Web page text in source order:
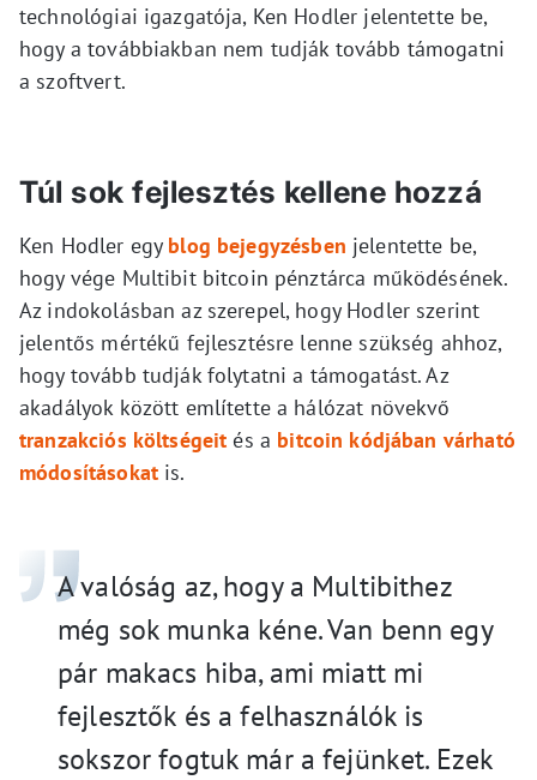
technológiai igazgatója, Ken Hodler jelentette be,
hogy a továbbiakban nem tudják tovább támogatni
a szoftvert.
Túl sok fejlesztés kellene hozzá
Ken Hodler egy blog bejegyzésben jelentette be,
hogy vége Multibit bitcoin pénztárca működésének.
Az indokolásban az szerepel, hogy Hodler szerint
jelentős mértékű fejlesztésre lenne szükség ahhoz,
hogy tovább tudják folytatni a támogatást. Az
akadályok között említette a hálózat növekvő
tranzakciós költségeit és a bitcoin kódjában várható
módosításokatis.
A valóság az, hogy a Multibithez
még sok munka kéne. Van benn egy
pár makacs hiba, ami miatt mi
fejlesztők és a felhasználók is
sokszor fogtuk már a fejünket. Ezek